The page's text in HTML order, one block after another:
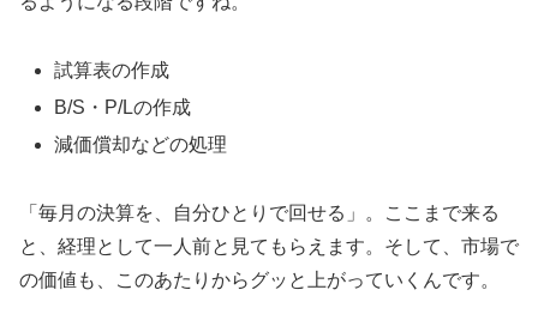
試算表の作成
B/S・P/Lの作成
減価償却などの処理
「毎月の決算を、自分ひとりで回せる」。ここまで来る
と、経理として一人前と見てもらえます。そして、市場で
の価値も、このあたりからグッと上がっていくんです。